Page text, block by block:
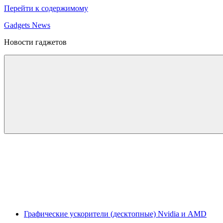
Перейти к содержимому
Gadgets News
Новости гаджетов
Графические ускорители (десктопные) Nvidia и AMD